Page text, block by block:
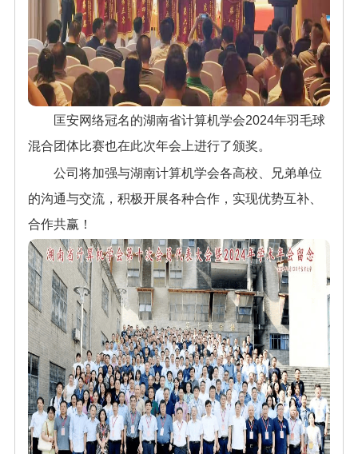
匡安网络冠名的湖南省计算机学会2024年羽毛球
混合团体比赛也在此次年会上进行了颁奖。
公司将加强与湖南计算机学会各高校、兄弟单位
的沟通与交流，积极开展各种合作，实现优势互补、
合作共赢！